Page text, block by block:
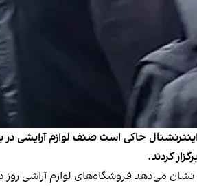
حاکی است صنف لوازم آرایشی
کردند.